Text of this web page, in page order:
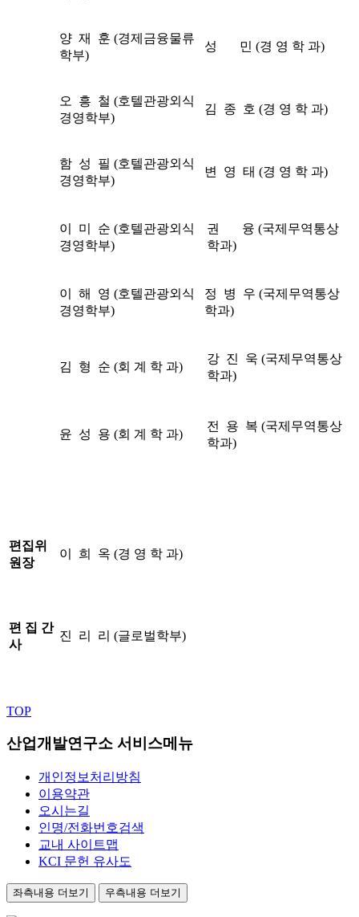
양 재 훈 (경제금융물류
학부)
성 민 (경 영 학 과)
오 흥 철 (호텔관광외식
경영학부)
김 종 호 (경 영 학 과)
함 성 필 (호텔관광외식
경영학부)
변 영 태 (경 영 학 과)
이 미 순 (호텔관광외식
경영학부)
권 융 (국제무역통상
학과)
이 해 영 (호텔관광외식
경영학부)
정 병 우 (국제무역통상
학과)
김 형 순 (회 계 학 과)
강 진 욱 (국제무역통상
학과)
윤 성 용 (회 계 학 과)
전 용 복 (국제무역통상
학과)
편집위
원장
이 희 옥 (경 영 학 과)
편 집 간
사
진 리 리 (글로벌학부)
TOP
산업개발연구소 서비스메뉴
개인정보처리방침
이용약관
오시는길
인명/전화번호검색
교내 사이트맵
KCI 문헌 유사도
좌측내용 더보기 우측내용 더보기